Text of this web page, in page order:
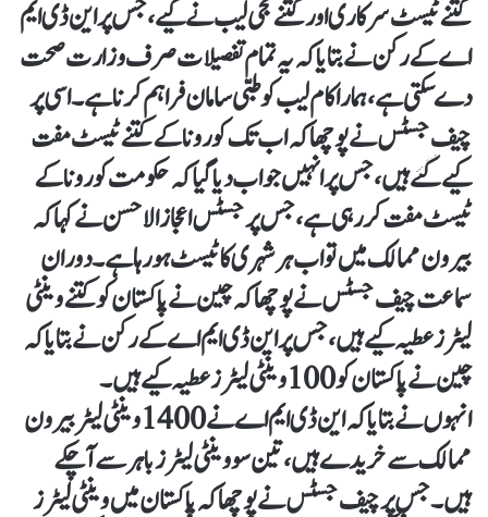
کتنے ٹیسٹ سرکاری اور کتنے نجی لیب نے کیے، جس پر این ڈی ایم
اے کے رکن نے بتایا کہ یہ تمام تفصیلات صرف وزارت صحت
دے سکتی ہے، ہمارا کام لیب کو طبی سامان فراہم کرنا ہے۔اسی پر
چیف جسٹس نے پوچھا کہ اب تک کورونا کے کتنے ٹیسٹ مفت
کیے گئے ہیں، جس پر انہیں جواب دیا گیا کہ حکومت کورونا کے
ٹیسٹ مفت کر رہی ہے، جس پر جسٹس اعجاز الاحسن نے کہا کہ
بیرون ممالک میں تو اب ہر شہری کا ٹیسٹ ہورہا ہے۔دوران
سماعت چیف جسٹس نے پوچھا کہ چین نے پاکستان کو کتنے وینٹی
لیٹرز عطیہ کیے ہیں، جس پر این ڈی ایم اے کے رکن نے بتایا کہ
چین نے پاکستان کو 100 وینٹی لیٹرز عطیہ کیے ہیں۔
انہوں نے بتایا کہ این ڈی ایم اے نے 1400 وینٹی لیٹر بیرون
ممالک سے خریدے ہیں، تین سو وینٹی لیٹرز باہر سے آچکے
ہیں۔جس پر چیف جسٹس نے پوچھا کہ پاکستان میں وینٹی لیٹرز